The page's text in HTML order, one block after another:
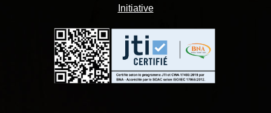
Initiative